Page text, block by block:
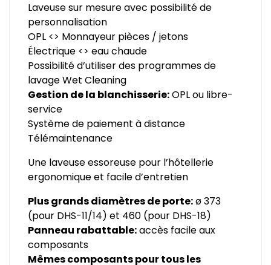
Laveuse sur mesure avec possibilité de
personnalisation
OPL <> Monnayeur pièces / jetons
Électrique <> eau chaude
Possibilité d’utiliser des programmes de
lavage Wet Cleaning
Gestion de la blanchisserie:OPL ou libre-
service
Système de paiement à distance
Télémaintenance
Une laveuse essoreuse pour l’hôtellerie
ergonomique et facile d’entretien
Plus grands diamètres de porte:ø 373
(pour DHS-11/14) et 460 (pour DHS-18)
Panneau rabattable:accès facile aux
composants
Mêmes composants pour tous les